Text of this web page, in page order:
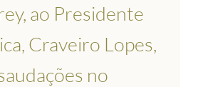
ao Presidente
Craveiro Lopes,
no